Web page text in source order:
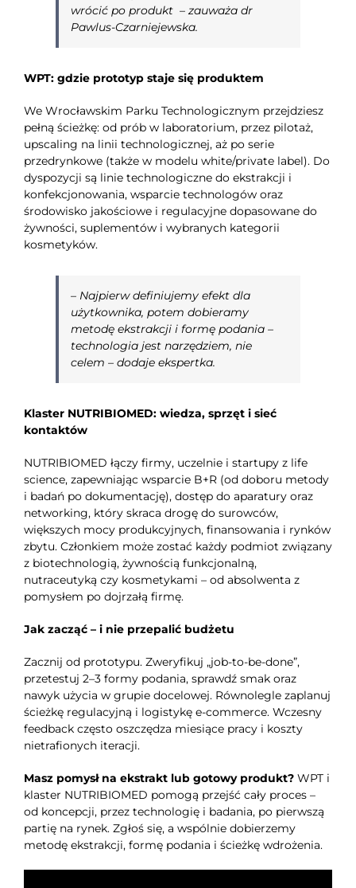
wrócić po produkt– zauważa dr
Pawlus-Czarniejewska.
WPT: gdzie prototyp staje się produktem
We Wrocławskim Parku Technologicznym przejdziesz
pełną ścieżkę: od prób w laboratorium, przez pilotaż,
upscaling na linii technologicznej, aż po serie
przedrynkowe (także w modelu white/private label). Do
dyspozycji są linie technologiczne do ekstrakcji i
konfekcjonowania, wsparcie technologów oraz
środowisko jakościowe i regulacyjne dopasowane do
żywności, suplementów i wybranych kategorii
kosmetyków.
– Najpierw definiujemy efekt dla
użytkownika, potem dobieramy
metodę ekstrakcji i formę podania –
technologia jest narzędziem, nie
celem – dodaje ekspertka.
Klaster NUTRIBIOMED: wiedza, sprzęt i sieć
kontaktów
NUTRIBIOMED łączy firmy, uczelnie i startupy z life
science, zapewniając wsparcie B+R (od doboru metody
i badań po dokumentację), dostęp do aparatury oraz
networking, który skraca drogę do surowców,
większych mocy produkcyjnych, finansowania i rynków
zbytu. Członkiem może zostać każdy podmiot związany
z biotechnologią, żywnością funkcjonalną,
nutraceutyką czy kosmetykami – od absolwenta z
pomysłem po dojrzałą firmę.
Jak zacząć – i nie przepalić budżetu
Zacznij od prototypu. Zweryfikuj „job-to-be-done”,
przetestuj 2–3 formy podania, sprawdź smak oraz
nawyk użycia w grupie docelowej. Równolegle zaplanuj
ścieżkę regulacyjną i logistykę e-commerce. Wczesny
feedback często oszczędza miesiące pracy i koszty
nietrafionych iteracji.
Masz pomysł na ekstrakt lub gotowy produkt?WPT i
klaster NUTRIBIOMED pomogą przejść cały proces –
od koncepcji, przez technologię i badania, po pierwszą
partię na rynek. Zgłoś się, a wspólnie dobierzemy
metodę ekstrakcji, formę podania i ścieżkę wdrożenia.